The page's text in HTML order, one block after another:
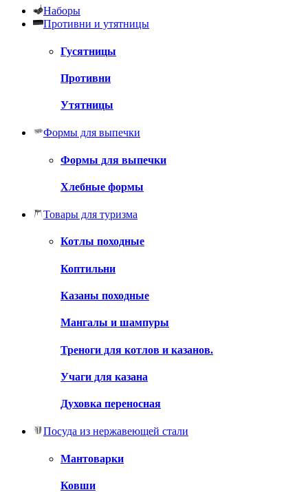
Наборы
Противни и утятницы
Гусятницы
Противни
Утятницы
Формы для выпечки
Формы для выпечки
Хлебные формы
Товары для туризма
Котлы походные
Коптильни
Казаны походные
Мангалы и шампуры
Треноги для котлов и казанов.
Учаги для казана
Духовка переносная
Посуда из нержавеющей стали
Мантоварки
Ковши